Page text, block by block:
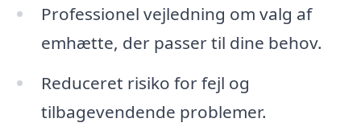
Professionel vejledning om valg af
emhætte, der passer til dine behov.
Reduceret risiko for fejl og
tilbagevendende problemer.